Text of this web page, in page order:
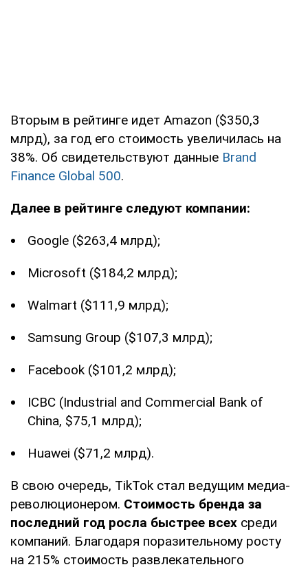
Вторым в рейтинге идет Amazon ($350,3
млрд), за год его стоимость увеличилась на
38%. Об свидетельствуют данные Brand
Finance Global 500.
Далее в рейтинге следуют компании:
Google ($263,4 млрд);
Microsoft ($184,2 млрд);
Walmart ($111,9 млрд);
Samsung Group ($107,3 млрд);
Facebook ($101,2 млрд);
ICBC (Industrial and Commercial Bank of
China, $75,1 млрд);
Huawei ($71,2 млрд).
В свою очередь, TikTok стал ведущим медиа-
революционером. Стоимость бренда за
последний год росла быстрее всех среди
компаний. Благодаря поразительному росту
на 215% стоимость развлекательного